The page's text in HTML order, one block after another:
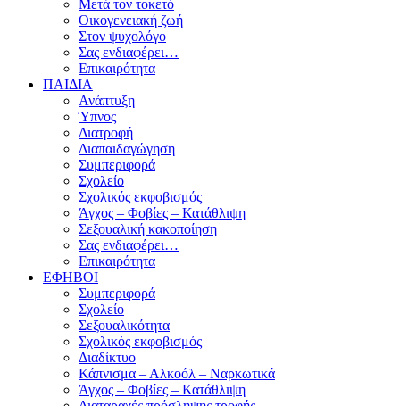
Μετά τον τοκετό
Οικογενειακή ζωή
Στον ψυχολόγο
Σας ενδιαφέρει…
Επικαιρότητα
ΠΑΙΔΙΑ
Ανάπτυξη
Ύπνος
Διατροφή
Διαπαιδαγώγηση
Συμπεριφορά
Σχολείο
Σχολικός εκφοβισμός
Άγχος – Φοβίες – Κατάθλιψη
Σεξουαλική κακοποίηση
Σας ενδιαφέρει…
Επικαιρότητα
ΕΦΗΒΟΙ
Συμπεριφορά
Σχολείο
Σεξουαλικότητα
Σχολικός εκφοβισμός
Διαδίκτυο
Κάπνισμα – Αλκοόλ – Ναρκωτικά
Άγχος – Φοβίες – Κατάθλιψη